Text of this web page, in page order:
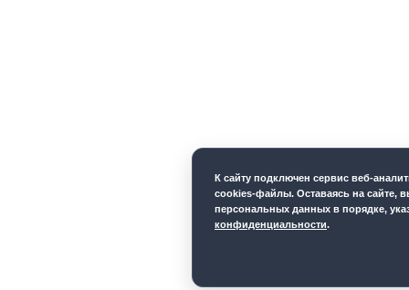
К cайту подключен сервис веб-
cookies-файлы. Оставаясь на сайте,
персональных данных в порядке,
конфиденциальности.